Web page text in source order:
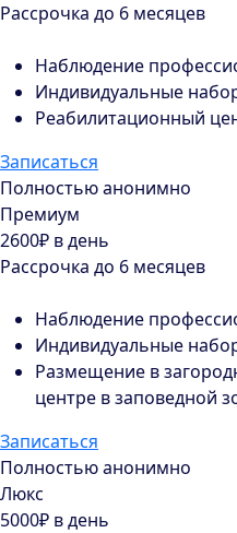
Рассрочка до 6 месяцев
Наблюдение
Индивидуальные
Реабилитационный
Записаться
Полностью анонимно
Премиум
2600₽ в день
Рассрочка до 6 месяцев
Наблюдение
Индивидуальные
Размещение в
центре в заповедной
Записаться
Полностью анонимно
Люкс
5000₽ в день